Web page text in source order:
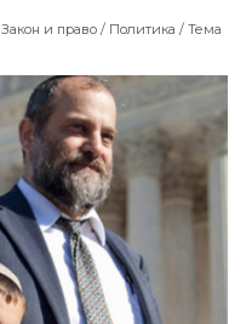
Закон и право / Политика / Тема